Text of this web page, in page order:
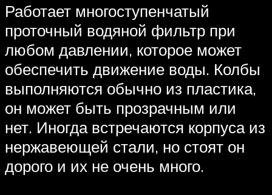
Работает многоступенчатый
проточный водяной фильтр при
любом давлении, которое может
обеспечить движение воды. Колбы
выполняются обычно из пластика,
он может быть прозрачным или
нет. Иногда встречаются корпуса из
нержавеющей стали, но стоят он
дорого и их не очень много.